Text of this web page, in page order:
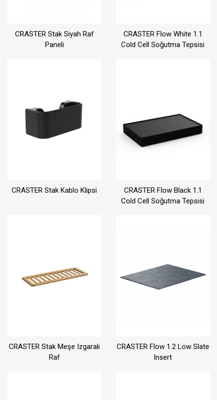
CRASTER Stak Siyah Raf
Paneli
CRASTER Flow White 1.1
Cold Cell Soğutma Tepsisi
CRASTER Stak Kablo Klipsi
CRASTER Flow Black 1.1
Cold Cell Soğutma Tepsisi
CRASTER Stak Meşe Izgaralı
Raf
CRASTER Flow 1.2 Low Slate
Insert